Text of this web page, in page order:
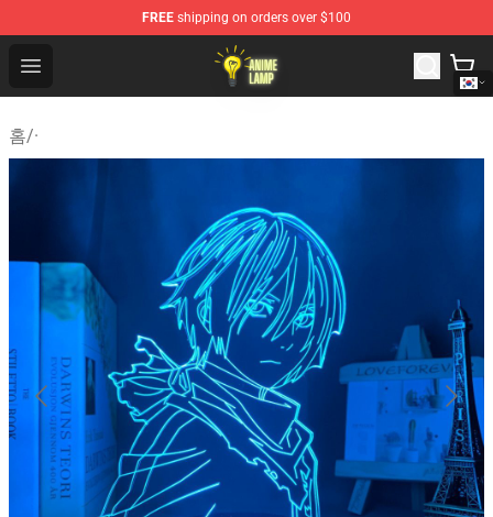
FREE shipping on orders over $100
Open menu
Anime Lamp Shop - The Best Store of Anime Lamp
홈/·